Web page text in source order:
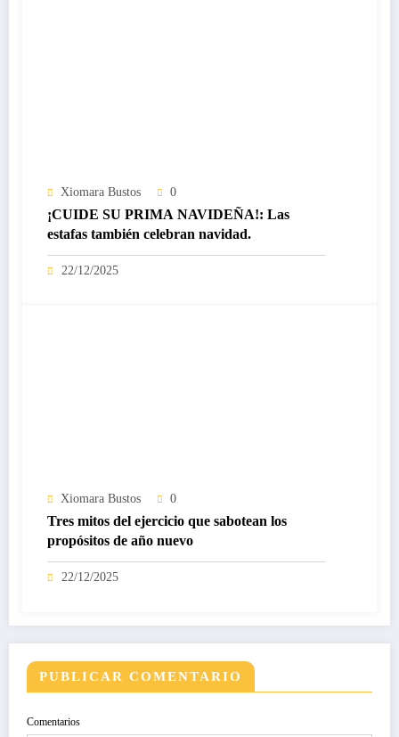
Xiomara Bustos 0
¡CUIDE SU PRIMA NAVIDEÑA!: Las
estafas también celebran navidad.
22/12/2025
Xiomara Bustos 0
Tres mitos del ejercicio que sabotean los
propósitos de año nuevo
22/12/2025
PUBLICAR COMENTARIO
Comentarios